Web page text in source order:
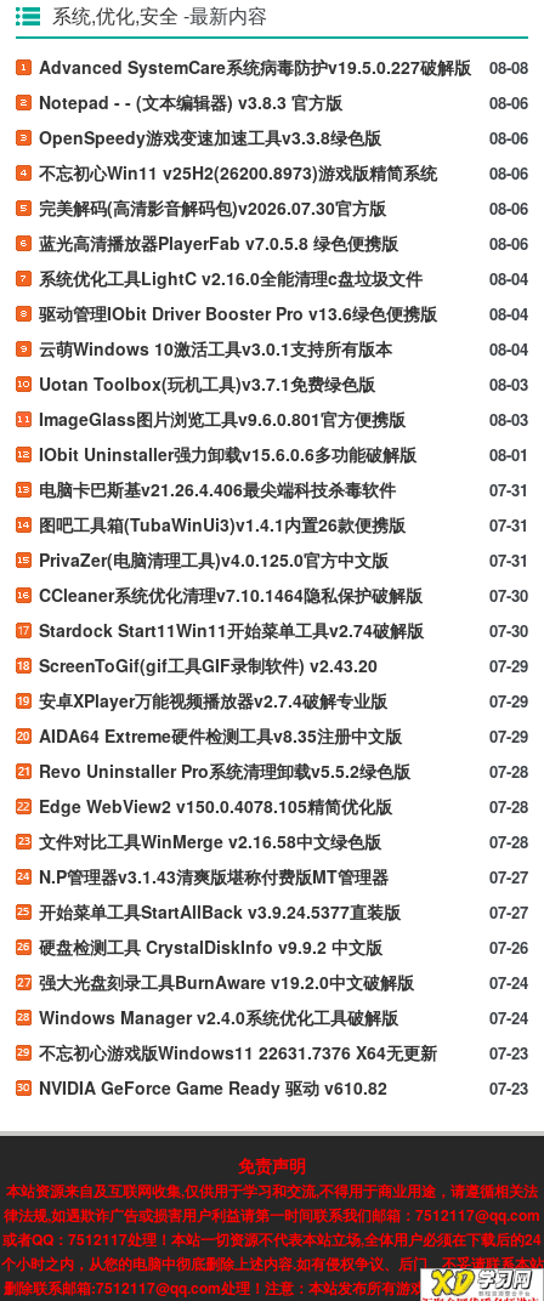
系统,优化,安全 -最新内容
08-08
Advanced SystemCare系统病毒防护v19.5.0.227破解版
08-06
Notepad - - (文本编辑器) v3.8.3 官方版
08-06
OpenSpeedy游戏变速加速工具v3.3.8绿色版
08-06
不忘初心Win11 v25H2(26200.8973)游戏版精简系统
08-06
完美解码(高清影音解码包)v2026.07.30官方版
08-06
蓝光高清播放器PlayerFab v7.0.5.8 绿色便携版
08-04
系统优化工具LightC v2.16.0全能清理c盘垃圾文件
08-04
驱动管理IObit Driver Booster Pro v13.6绿色便携版
08-04
云萌Windows 10激活工具v3.0.1支持所有版本
08-03
Uotan Toolbox(玩机工具)v3.7.1免费绿色版
08-03
ImageGlass图片浏览工具v9.6.0.801官方便携版
08-01
IObit Uninstaller强力卸载v15.6.0.6多功能破解版
07-31
电脑卡巴斯基v21.26.4.406最尖端科技杀毒软件
07-31
图吧工具箱(TubaWinUi3)v1.4.1内置26款便携版
07-31
PrivaZer(电脑清理工具)v4.0.125.0官方中文版
07-30
CCleaner系统优化清理v7.10.1464隐私保护破解版
07-30
Stardock Start11Win11开始菜单工具v2.74破解版
07-29
ScreenToGif(gif工具GIF录制软件) v2.43.20
07-29
安卓XPlayer万能视频播放器v2.7.4破解专业版
07-29
AIDA64 Extreme硬件检测工具v8.35注册中文版
07-28
Revo Uninstaller Pro系统清理卸载v5.5.2绿色版
07-28
Edge WebView2 v150.0.4078.105精简优化版
07-28
文件对比工具WinMerge v2.16.58中文绿色版
07-27
N.P管理器v3.1.43清爽版堪称付费版MT管理器
07-27
开始菜单工具StartAllBack v3.9.24.5377直装版
07-26
硬盘检测工具 CrystalDiskInfo v9.9.2 中文版
07-24
强大光盘刻录工具BurnAware v19.2.0中文破解版
07-24
Windows Manager v2.4.0系统优化工具破解版
07-23
不忘初心游戏版Windows11 22631.7376 X64无更新
07-23
NVIDIA GeForce Game Ready 驱动 v610.82
免责声明
本站资源来自及互联网收集,仅供用于学习和交流,不得用于商业用途，请遵循相关法
律法规,如遇欺诈广告或损害用户利益请第一时间联系我们邮箱：7512117@qq.com
或者QQ：7512117处理！本站一切资源不代表本站立场,全体用户必须在下载后的24
个小时之内，从您的电脑中彻底删除上述内容.如有侵权争议、后门、不妥请联系本站
删除联系邮箱:7512117@qq.com处理！注意：本站发布所有游戏信息，均来自互联